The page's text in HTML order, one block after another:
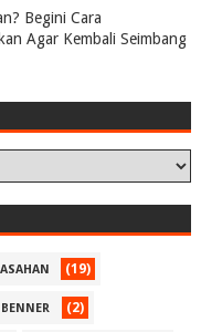
Begini Cara
Agar Kembali Seimbang
ASAHAN (19)
BENNER (2)